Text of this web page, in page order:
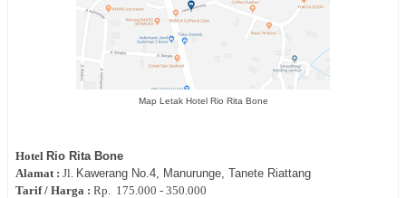
Map Letak Hotel Rio Rita Bone
Hotel Rio Rita Bone
Alamat : Jl. Kawerang No.4, Manurunge, Tanete Riattang
Tarif / Harga : Rp. 175.000 - 350.000